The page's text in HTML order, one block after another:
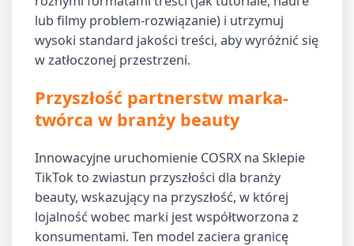
lub filmy problem-rozwiązanie) i utrzymuj
wysoki standard jakości treści, aby wyróżnić się
w zatłoczonej przestrzeni.
Przyszłość partnerstw marka-
twórca w branży beauty
Innowacyjne uruchomienie COSRX na Sklepie
TikTok to zwiastun przyszłości dla branży
beauty, wskazujący na przyszłość, w której
lojalność wobec marki jest współtworzona z
konsumentami. Ten model zaciera granicę